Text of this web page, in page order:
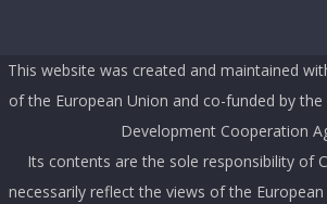
This website was created and maintained
of the European Union and co-funded by
Development Cooperation
Its contents are the sole responsibility of
necessarily reflect the views of the